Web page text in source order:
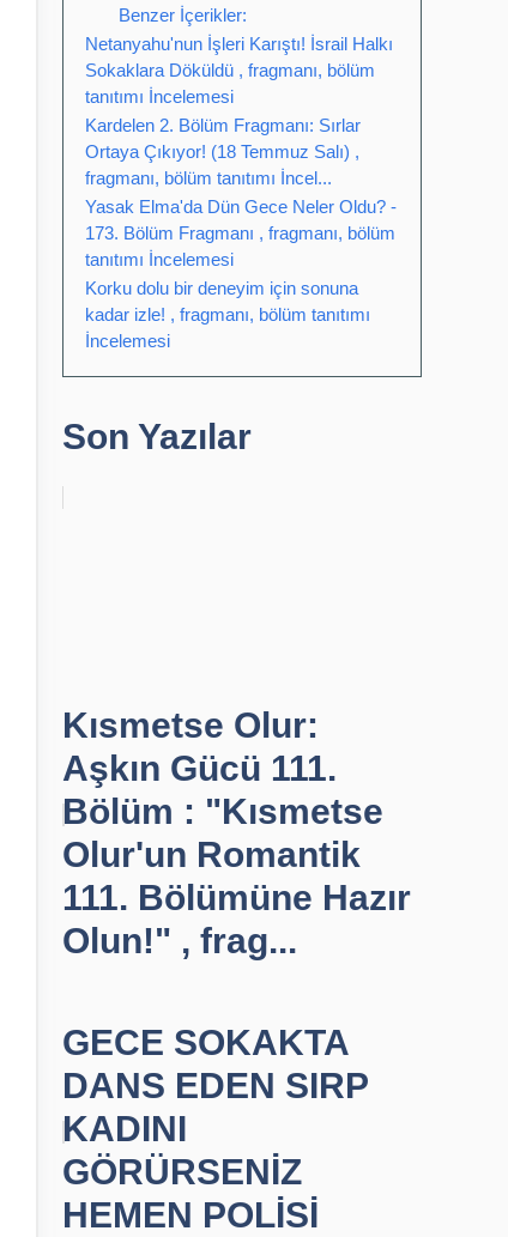
Benzer İçerikler:
Netanyahu'nun İşleri Karıştı! İsrail Halkı
Sokaklara Döküldü , fragmanı, bölüm
tanıtımı İncelemesi
Kardelen 2. Bölüm Fragmanı: Sırlar
Ortaya Çıkıyor! (18 Temmuz Salı) ,
fragmanı, bölüm tanıtımı İncel...
Yasak Elma'da Dün Gece Neler Oldu? -
173. Bölüm Fragmanı , fragmanı, bölüm
tanıtımı İncelemesi
Korku dolu bir deneyim için sonuna
kadar izle! , fragmanı, bölüm tanıtımı
İncelemesi
Son Yazılar
Kısmetse Olur:
Aşkın Gücü 111.
Bölüm : "Kısmetse
Olur'un Romantik
111. Bölümüne Hazır
Olun!" , frag...
GECE SOKAKTA
DANS EDEN SIRP
KADINI
GÖRÜRSENİZ
HEMEN POLİSİ